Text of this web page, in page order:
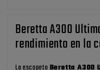
Beretta A300
rendimiento en la